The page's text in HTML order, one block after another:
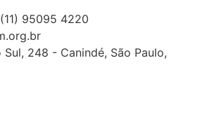
95095 4220
248 - Canindé, São Paulo,